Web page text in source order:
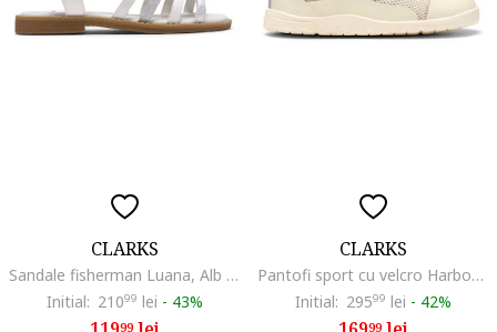
CLARKS
Sandale fisherman Luana, Alb fildes/Alb murdar/Argintiu
Initial: 21099 lei - 43%
99
CLARKS
Pantofi sport cu velcro Harbour Hero, Bej/Lila
Initial: 29599 lei - 42%
99